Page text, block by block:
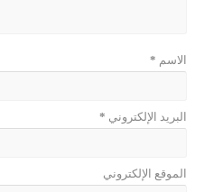
الاسم *
البريد الإلكتروني *
الموقع الإلكتروني